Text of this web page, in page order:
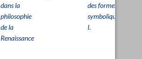
dans la
philosophie
de la
Renaissance
des formes
symboliques,
I.